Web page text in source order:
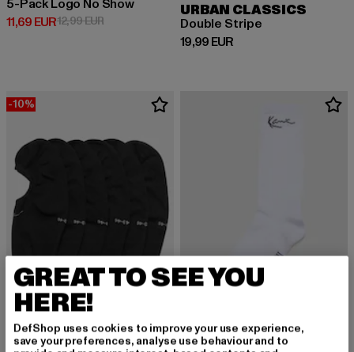
5-Pack Logo No Show
11,69 EUR
Derzeitiger Preis: 11,69 EUR
12,99 EURAktionspreis: 12,99 EUR
URBAN CLASSICS
Double Stripe
19,99 EUR
Derzeitiger Preis: 19,99 EUR
-10%
KARL KANI KARL KANI
GREAT TO SEE YOU
HERE!
DefShop uses cookies to improve your use experience,
save your preferences, analyse use behaviour and to